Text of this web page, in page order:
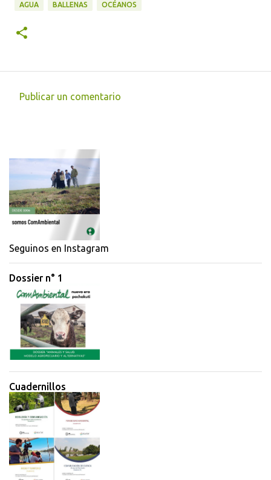
AGUA BALLENAS OCÉANOS
e
t
a
i
o
s
Publicar un comentario
Seguinos en Instagram
Dossier n° 1
Cuadernillos